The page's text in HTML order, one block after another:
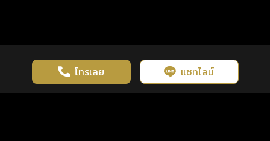
โทรเลย แชทไลน์
เว็บไซต์นี้มีการใช้งานคุกกี้ เพื่อเพิ่มประสิทธิภาพและประสบการณ์ที่ดี
ในการใช้งานเว็บไซต์ นโยบายความเป็นส่วนตัว
รู้ก่อน พร้อมกว่า ทุกจังหวะชีวิต คลิกดูดวงฟรี